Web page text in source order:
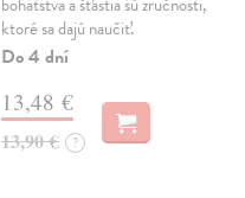
ktoré sa dajú naučiť.
Do 4 dní
13,48 €
13,90 € ?